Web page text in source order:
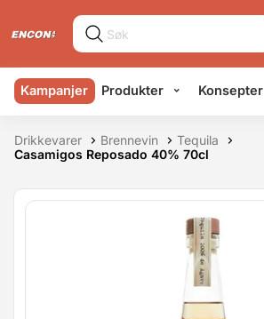
Kampanjer Produkter Konsepter
Drikkevarer Brennevin
Tequila
Casamigos Reposado 40% 70cl